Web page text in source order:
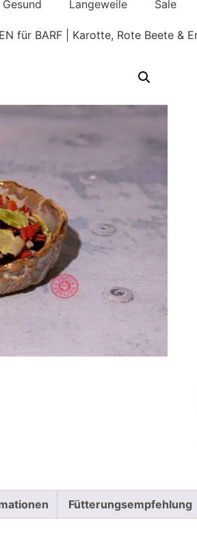
Gesund Langeweile Sale
für BARF | Karotte, Rote Beete &
Fütterungsempfehlung